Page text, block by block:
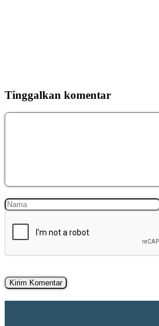
Tinggalkan komentar
Komentar
Nama